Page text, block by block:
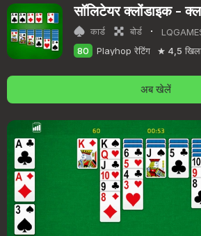
सॉलिटेयर क्लोंडाइक -
कार्ड बोर्ड ·
80
Playhop रेटिंग 4,5
अब खेलें